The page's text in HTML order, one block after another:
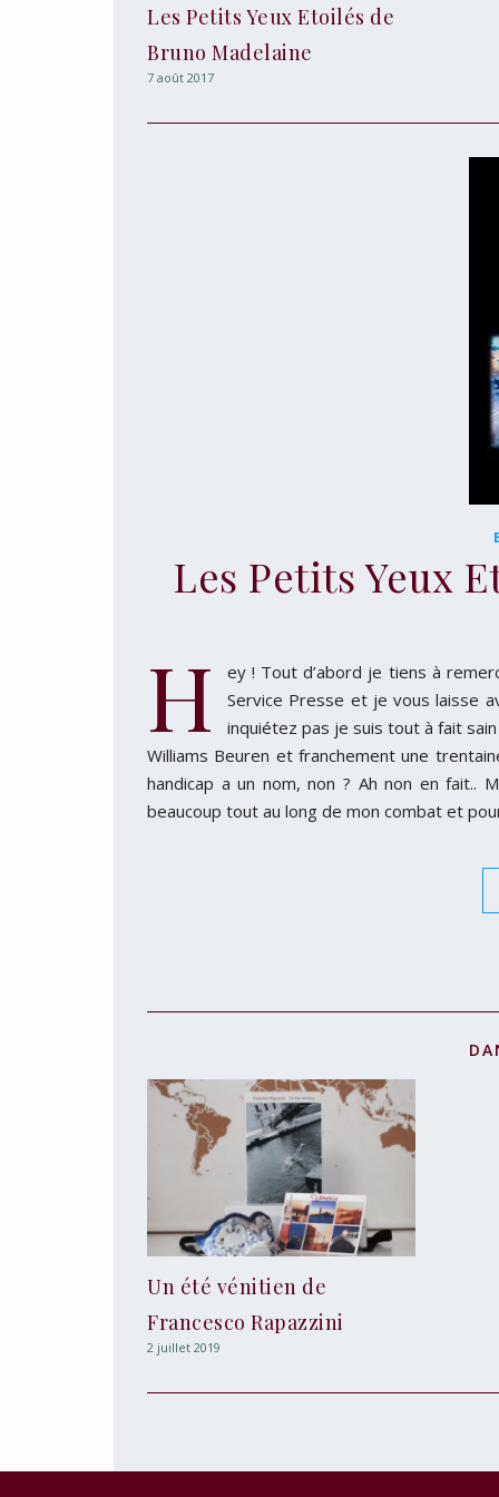
Les Petits Yeux Etoilés de
Bruno Madelaine
7 août 2017
Les Petits Yeux
H
ey ! Tout d’abord je tiens à
Service Presse et je vous laisse
inquiétez pas je suis tout à fait
Williams Beuren et franchement une
handicap a un nom, non ? Ah non en fait..
beaucoup tout au long de mon combat et
Un été vénitien de
Francesco Rapazzini
2 juillet 2019